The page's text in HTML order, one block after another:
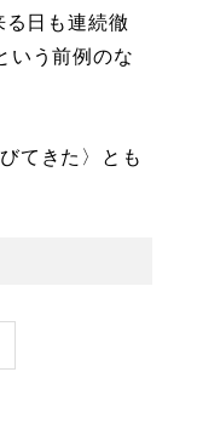
日も連続徹
いう前例のな
てきた〉とも